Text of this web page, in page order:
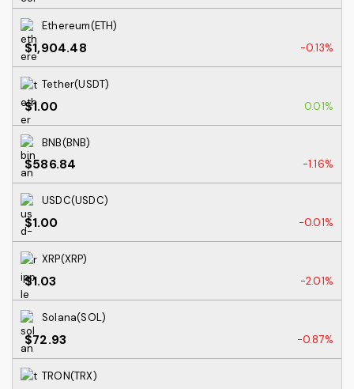
Ethereum(ETH)
$1,904.48 -0.13%
Tether(USDT)
$1.00 0.01%
BNB(BNB)
$586.84 -1.16%
USDC(USDC)
$1.00 -0.01%
XRP(XRP)
$1.03 -2.01%
Solana(SOL)
$72.93 -0.87%
TRON(TRX)